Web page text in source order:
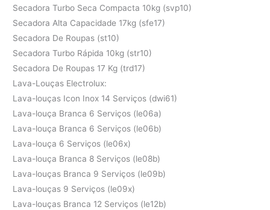
Secadora Turbo Seca Compacta 10kg (svp10)
Secadora Alta Capacidade 17kg (sfe17)
Secadora De Roupas (st10)
Secadora Turbo Rápida 10kg (str10)
Secadora De Roupas 17 Kg (trd17)
Lava-Louças Electrolux:
Lava-louças Icon Inox 14 Serviços (dwi61)
Lava-louça Branca 6 Serviços (le06a)
Lava-louça Branca 6 Serviços (le06b)
Lava-louça 6 Serviços (le06x)
Lava-louça Branca 8 Serviços (le08b)
Lava-louças Branca 9 Serviços (le09b)
Lava-louças 9 Serviços (le09x)
Lava-louças Branca 12 Serviços (le12b)